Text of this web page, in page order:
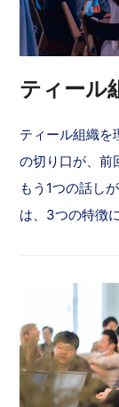
ティール
ティール組織を
の切り口が、前
もう1つの話し
は、3つの特徴